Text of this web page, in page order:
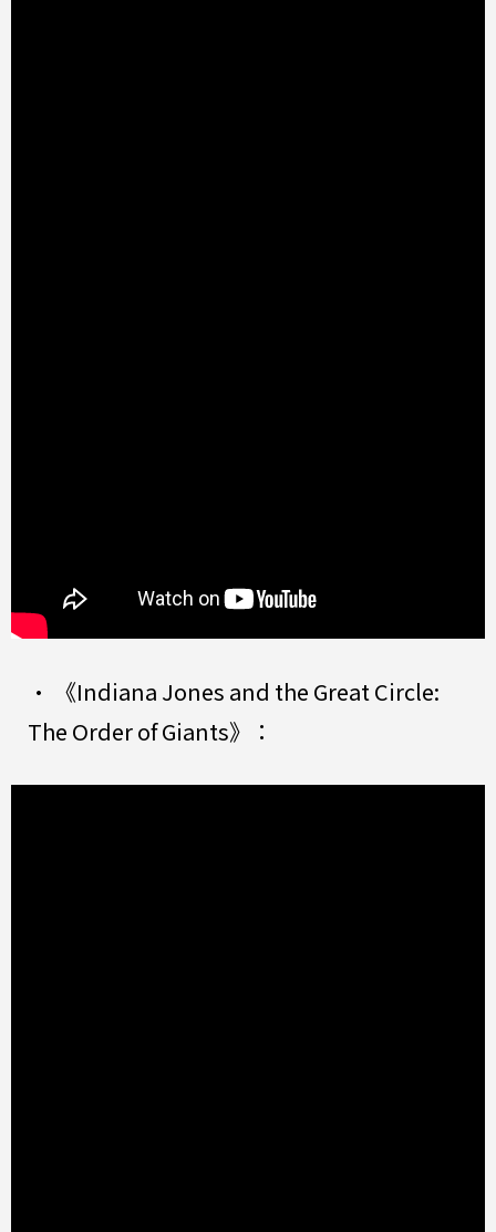
• 《Indiana Jones and the Great Circle:
The Order of Giants》：